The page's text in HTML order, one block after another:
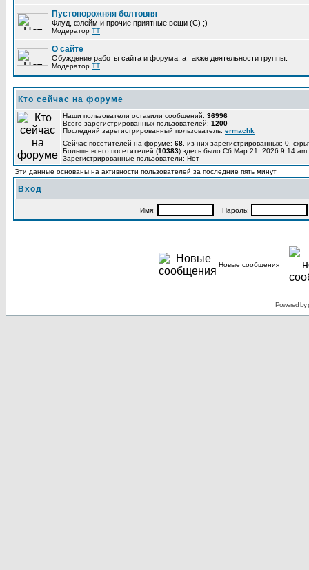
Пустопорожняя болтовня
Флуд, флейм и прочие приятные вещи (C) ;)
Модератор TT
О сайте
Обуждение работы сайта и форума, а также деятельности группы.
Модератор TT
Кто сейчас на форуме
Наши пользователи оставили сообщений: 36996
Всего зарегистрированных пользователей: 1200
Последний зарегистрированный пользователь: ermachk
Сейчас посетителей на форуме: 68 , из них зарегистрированных: 0,
Больше всего посетителей (10383) здесь было Сб Мар 21, 2026 9:14 am
Зарегистрированные пользователи: Нет
Эти данные основаны на активности пользователей за последние пять минут
Вход
Имя: Пароль:
Новые сообщения
Powered by